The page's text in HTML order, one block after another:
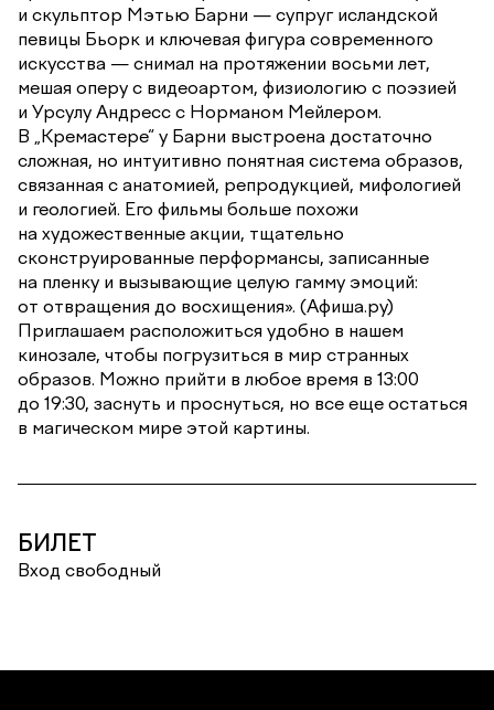
и скульптор Мэтью Барни — супруг исландской
певицы Бьорк и ключевая фигура современного
искусства — снимал на протяжении восьми лет,
мешая оперу с видеоартом, физиологию с поэзией
и Урсулу Андресс с Норманом Мейлером.
В „Кремастере“ у Барни выстроена достаточно
сложная, но интуитивно понятная система образов,
связанная с анатомией, репродукцией, мифологией
и геологией. Его фильмы больше похожи
на художественные акции, тщательно
сконструированные перформансы, записанные
на пленку и вызывающие целую гамму эмоций:
от отвращения до восхищения». (Афиша.ру)
Приглашаем расположиться удобно в нашем
кинозале, чтобы погрузиться в мир странных
образов. Можно прийти в любое время в 13:00
до 19:30, заснуть и проснуться, но все еще остаться
в магическом мире этой картины.
БИЛЕТ
Вход свободный